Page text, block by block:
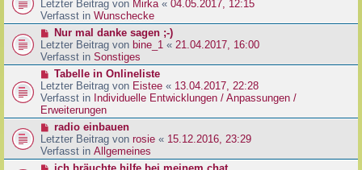
t
r
a
g
B
e
t
r
a
g
e
u
e
r
B
e
t
r
a
g
Letzter Beitrag von Mirka« 04.05.2017, 12:15
Verfasst in Wunschecke
N
e
u
e
r
B
e
i
r
a
g
Nur mal danke sagen ;-)
Letzter Beitrag von bine_1 « 21.04.2017, 16:00
Verfasst in Sonstiges
N
e
u
e
r
B
e
i
Tabelle in Onlineliste
Letzter Beitrag von Eistee « 13.04.2017, 22:28
Verfasst in Individuelle Entwicklungen / Anpassungen /
Erweiterungen
N
e
u
e
radio einbauen
Letzter Beitrag von rosie « 15.12.2016, 23:29
Verfasst in Allgemeines
N